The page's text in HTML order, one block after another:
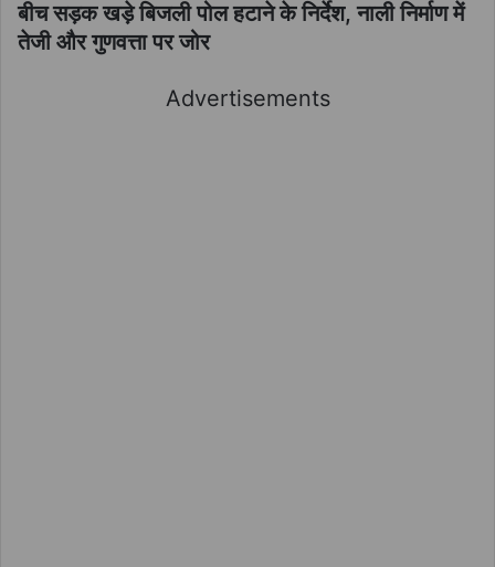
बीच सड़क खड़े बिजली पोल हटाने के निर्देश, नाली निर्माण में
तेजी और गुणवत्ता पर जोर
Advertisements